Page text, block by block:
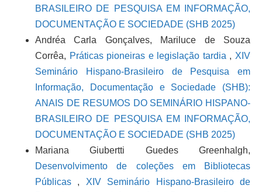
BRASILEIRO DE PESQUISA EM INFORMAÇÃO,
DOCUMENTAÇÃO E SOCIEDADE (SHB 2025)
Andréa Carla Gonçalves, Mariluce de Souza
Corrêa, Práticas pioneiras e legislação tardia , XIV
Seminário Hispano-Brasileiro de Pesquisa em
Informação, Documentação e Sociedade (SHB):
ANAIS DE RESUMOS DO SEMINÁRIO HISPANO-
BRASILEIRO DE PESQUISA EM INFORMAÇÃO,
DOCUMENTAÇÃO E SOCIEDADE (SHB 2025)
Mariana Giubertti Guedes Greenhalgh,
Desenvolvimento de coleções em Bibliotecas
Públicas , XIV Seminário Hispano-Brasileiro de